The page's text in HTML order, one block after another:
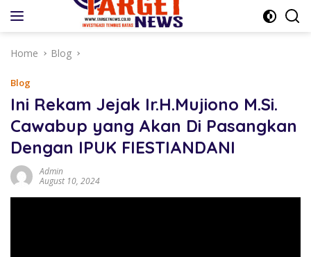
Home
Blog
Blog
Ini Rekam Jejak Ir.H.Mujiono M.Si.
Cawabup yang Akan Di Pasangkan
Dengan IPUK FIESTIANDANI
Admin
August 10, 2024